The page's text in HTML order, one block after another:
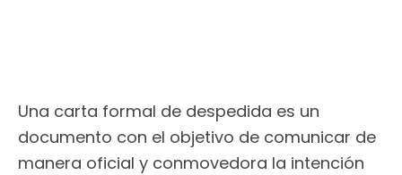
Una carta formal de despedida es un
documento con el objetivo de comunicar de
manera oficial y conmovedora la intención